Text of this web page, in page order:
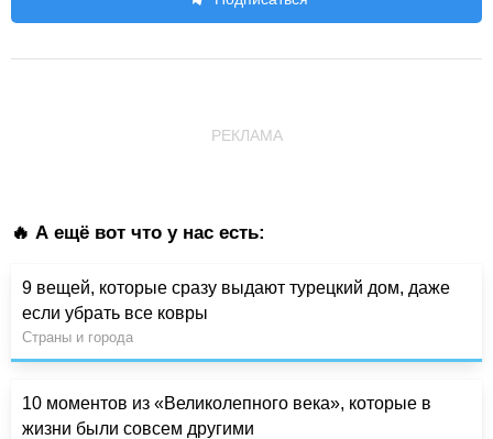
РЕКЛАМА
🔥 А ещё вот что у нас есть:
9 вещей, которые сразу выдают турецкий дом, даже
если убрать все ковры
Страны и города
10 моментов из «Великолепного века», которые в
жизни были совсем другими